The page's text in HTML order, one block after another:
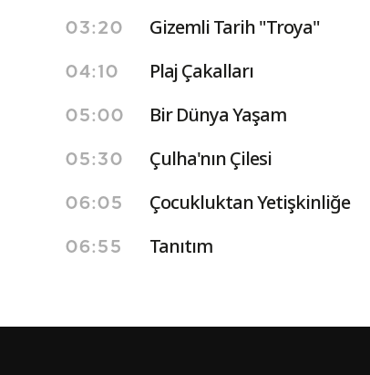
03:20 Gizemli Tarih "Troya"
04:10 Plaj Çakalları
05:00 Bir Dünya Yaşam
05:30 Çulha'nın Çilesi
06:05 Çocukluktan Yetişkinliğe
06:55 Tanıtım